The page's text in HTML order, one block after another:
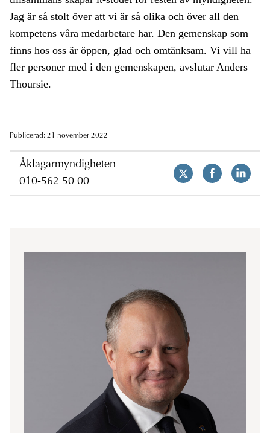
Jag är så stolt över att vi är så olika och över all den
kompetens våra medarbetare har. Den gemenskap som
finns hos oss är öppen, glad och omtänksam. Vi vill ha
fler personer med i den gemenskapen, avslutar Anders
Thoursie.
Publicerad: 21 november 2022
Åklagarmyndigheten
010-562 50 00